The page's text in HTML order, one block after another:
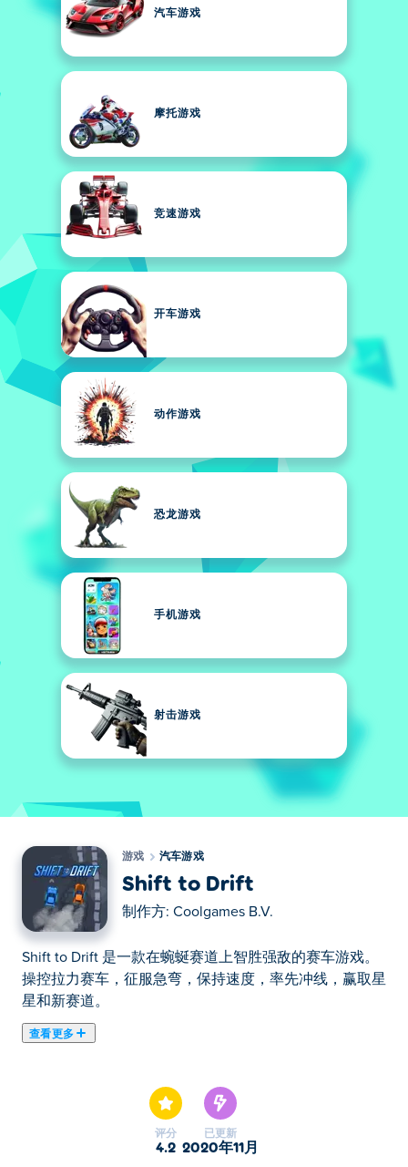
汽车游戏
摩托游戏
竞速游戏
开车游戏
动作游戏
恐龙游戏
手机游戏
射击游戏
游戏 汽车游戏
Shift to Drift
制作方: Coolgames B.V.
Shift to Drift 是一款在蜿蜒赛道上智胜强敌的赛车游戏。
操控拉力赛车，征服急弯，保持速度，率先冲线，赢取星
星和新赛道。
查看更多
评分
4.2
已更新
2020年11月